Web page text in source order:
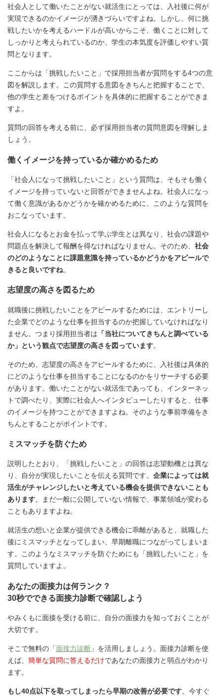
社会人として働いたことがない就活生にとっては、入社後に何が
実現できるのかイメージが湧きづらいですよね。しかし、何に挑
戦したいかを考えるハードルが高いからこそ、働くことに対して
しっかりと考えられているのか、学生の本気度を評価しやすい質
問となります。
ここからは「挑戦したいこと」で採用担当者が質問をする4つの意
図を解説します。この質問する意図をきちんと把握することで、
他の学生と差をつけるポイントを具体的に把握することができま
すよ。
質問の回答を考える前に、必ず採用担当者の質問意図を理解しま
しょう。
働くイメージを持っているか確かめるため
「社会人になって挑戦したいこと」という質問は、そもそも働く
イメージを持っていないと回答ができませんよね。社会人になっ
て働く意識があるかどうかを確かめるために、このような質問を
おこなっています。
社会人になるとお金を払って学ぶ学生とは異なり、社会の課題や
問題点を解決して報酬を得なければなりません。そのため、 社会
のどのようなことに課題意識を持っているかどうかをアピールで
きると良いですね。
志望度の高さを図るため
就職後に挑戦したいことをアピールするためには、エントリーし
た企業でどのような仕事を担当するのか把握していなければなり
ません。つまり採用担当者は 「当社についてきちんと調べている
か」という観点で志望度の高さを図っています。
そのため、志望度の高さをアピールするために、入社後は具体的
にどのような仕事を担当することになるのかをリサーチする必要
があります。働いたことがない就活生であっても、インターネッ
トで調べたり、実際に社会人へインタビューしたりすると、仕事
のイメージを持つことができますよね。そのような事前準備をき
ちんとすることがポイントです。
ミスマッチを防ぐため
説明したとおり、「挑戦したいこと」の回答は志望動機とは異な
り、自分が実現したいことを伝える質問です。 企業によっては就
活生がチャレンジしたいと考えている機会を提供できないことも
あります。まだ一般に公開していない情報で、事業領域が変わる
こともありますよね。
就活生の想いと企業が提供できる機会に乖離があると、就職した
後にミスマッチとなってしまい、早期離職につながってしまいま
す。このようなミスマッチを防ぐためにも「挑戦したいこと」を
質問していますよ。
あなたの面接力は何ランク？
30秒でできる面接力診断で確認しよう
やみくもに面接を受ける前に、自分の面接力を知っておくことが
大切です。
そこで無料の「面接力診断 」を活用しましょう。面接力診断を使
えば、 簡単な質問に答えるだけであなたの面接力と弱点がわかり
ます。
もし40点以下を取ってしまったら早期の改善が必要です。今すぐ